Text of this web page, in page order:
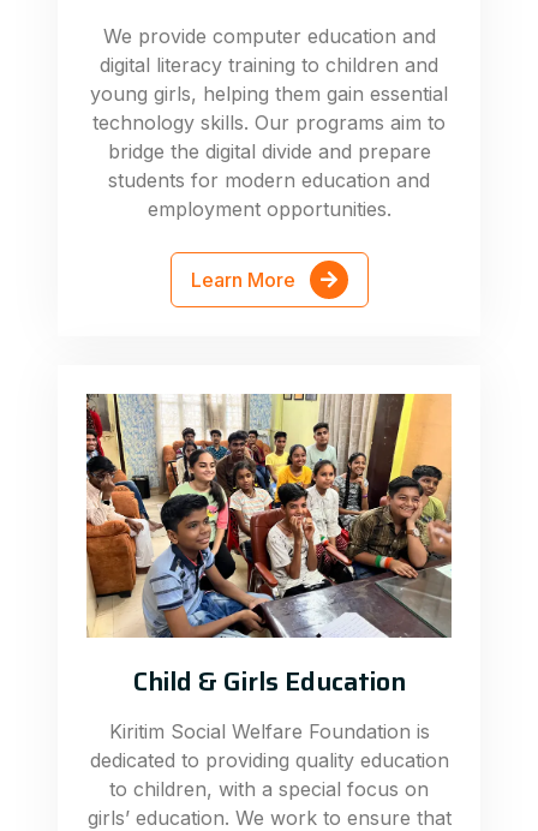
We provide computer education and
digital literacy training to children and
young girls, helping them gain essential
technology skills. Our programs aim to
bridge the digital divide and prepare
students for modern education and
employment opportunities.
Learn More
Child & Girls Education
Kiritim Social Welfare Foundation is
dedicated to providing quality education
to children, with a special focus on
girls’ education. We work to ensure that